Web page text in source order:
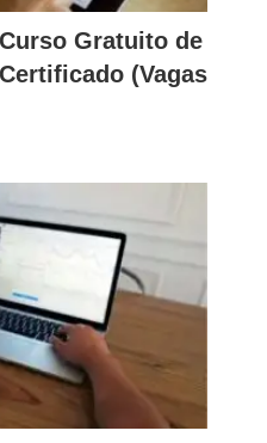
Gratuito de
(Vagas